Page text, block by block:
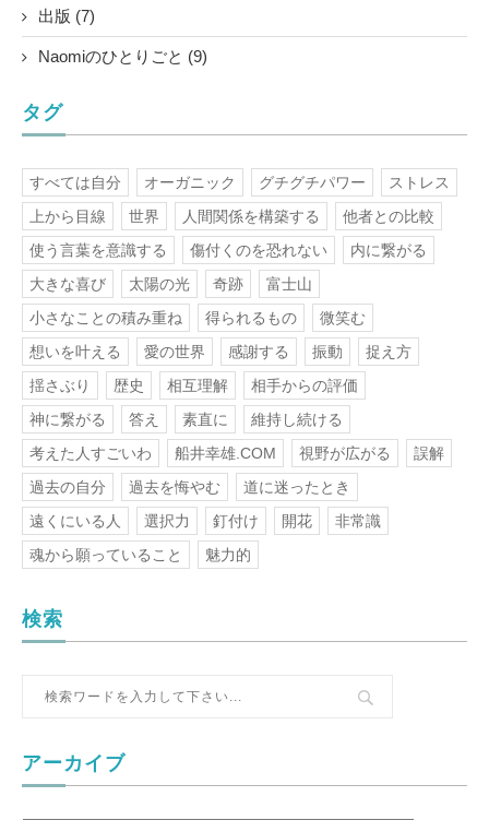
出版 (7)
Naomiのひとりごと (9)
タグ
すべては自分 オーガニック グチグチパワー
ストレス
上から目線
世界 人間関係を構築する
他者との比較
使う言葉を意識する
傷付くのを恐れない
内に繋がる
大きな喜び
太陽の光 奇跡
富士山
小さなことの積み重ね
得られるもの
微笑む
想いを叶える
愛の世界 感謝する 振動
捉え方
揺さぶり
歴史 相互理解
相手からの評価
神に繋がる
答え 素直に
維持し続ける
考えた人すごいわ
船井幸雄.COM 視野が広がる
誤解
過去の自分
過去を悔やむ
道に迷ったとき
遠くにいる人
選択力 釘付け 開花
非常識
魂から願っていること
魅力的
検索
アーカイブ